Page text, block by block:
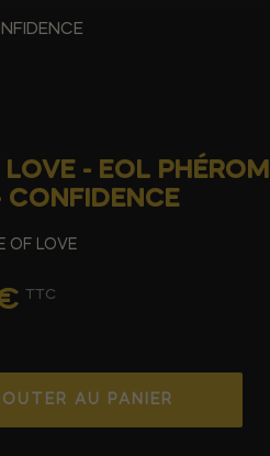
LOVE - EOL
OF LOVE
TTC
AU PANIER